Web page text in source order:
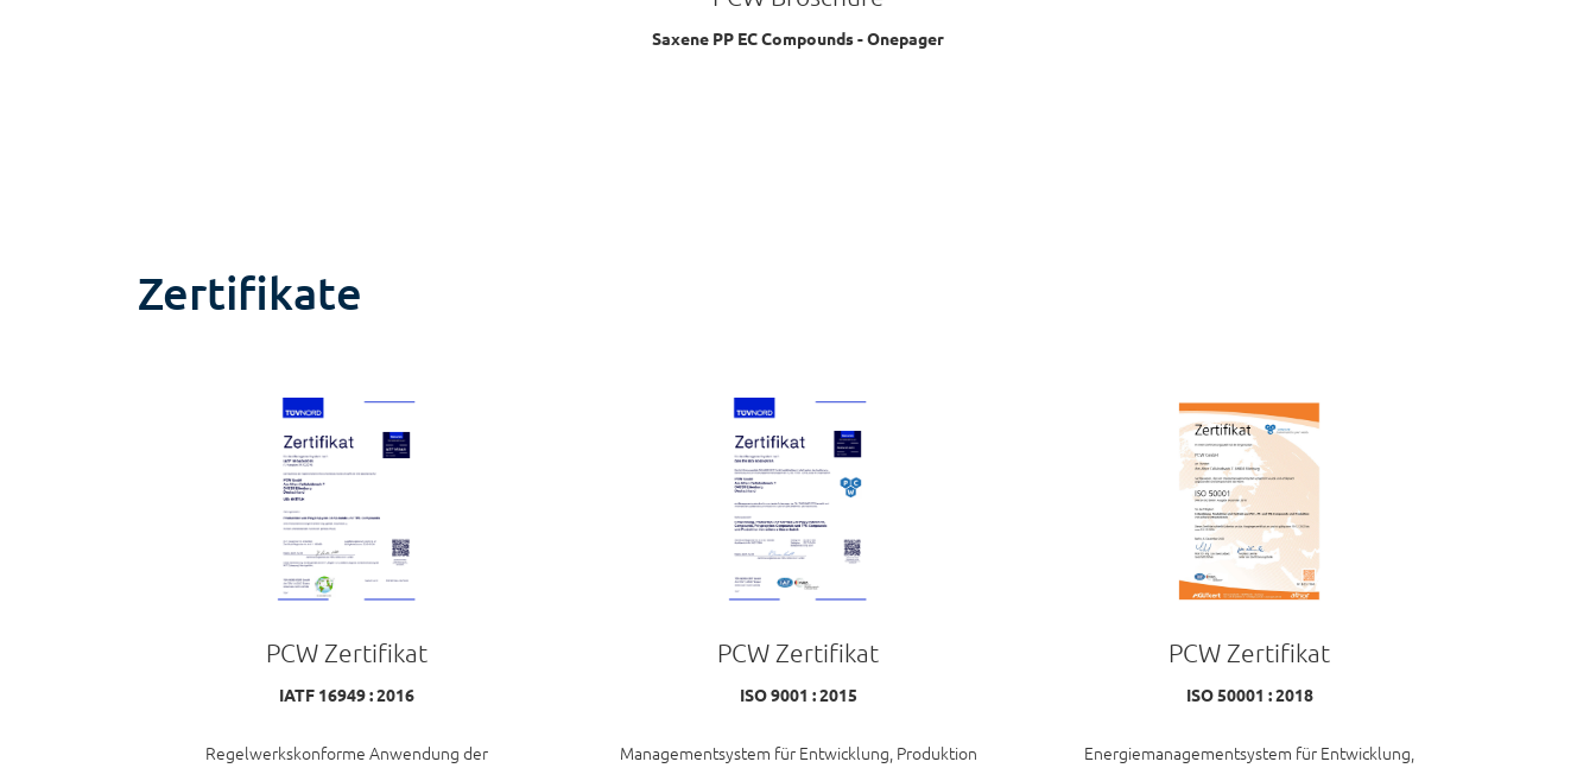
Saxene PP EC Compounds - Onepager
Zertifikate
PCW Zertifikat
IATF 16949 : 2016
Regelwerkskonforme Anwendung der
PCW Zertifikat
ISO 9001 : 2015
Managementsystem für Entwicklung, Produktion
PCW Zertifikat
ISO 50001 : 2018
Energiemanagementsystem für Entwicklung,